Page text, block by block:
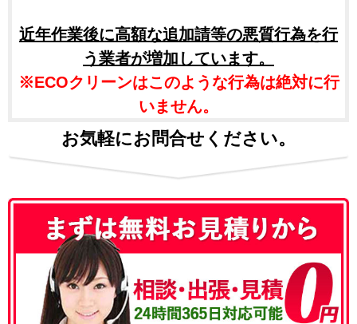
近年作業後に高額な追加請等の悪質行為を行
う業者が増加しています。
※ECOクリーンはこのような行為は絶対に行
いません。
お気軽にお問合せください。